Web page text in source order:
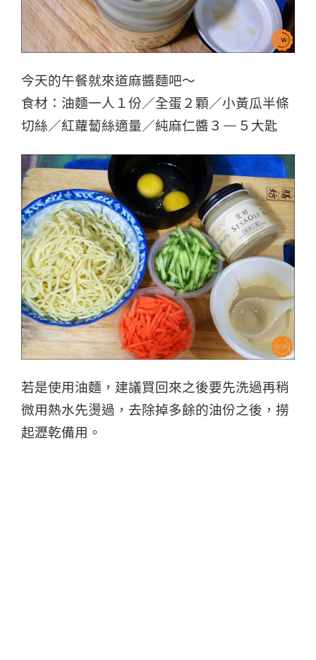
今天的午餐就來道麻醬麵吧～
食材：油麵一人１份／全蛋２顆／小黃瓜半條
切絲／紅蘿蔔絲適量／純麻仁醬３—５大匙
若是使用油麵，建議買回來之後要先洗過再稍
微用熱水先燙過， 去除掉多餘的油份之後，撈
起瀝乾備用。